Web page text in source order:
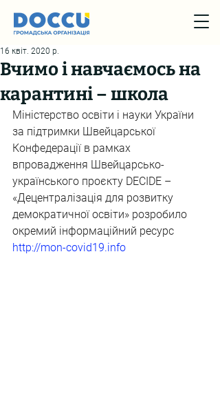
Вчимо і навчаємось на
карантині – школа
16 квіт. 2020 р.
Міністерство освіти і науки України
за підтримки Швейцарської
Конфедерації в рамках
впровадження Швейцарсько-
українського проєкту DECIDE –
«Децентралізація для розвитку
демократичної освіти» розробило
окремий інформаційний ресурс
http://mon-covid19.info